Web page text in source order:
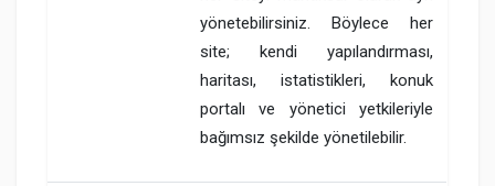
yönetebilirsiniz. Böylece her
site; kendi yapılandırması,
haritası, istatistikleri, konuk
portalı ve yönetici yetkileriyle
bağımsız şekilde yönetilebilir.